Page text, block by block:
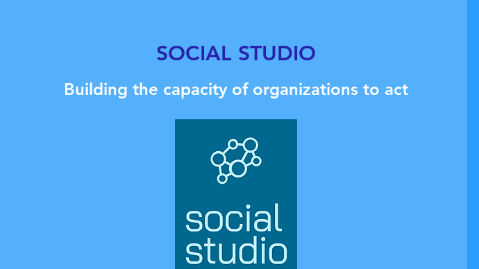
SOCIAL STUDIO
Building the capacity of organizations to act